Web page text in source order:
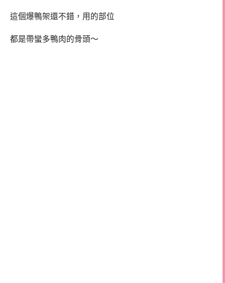
這個爆鴨架還不錯，用的部位
都是帶蠻多鴨肉的骨頭～